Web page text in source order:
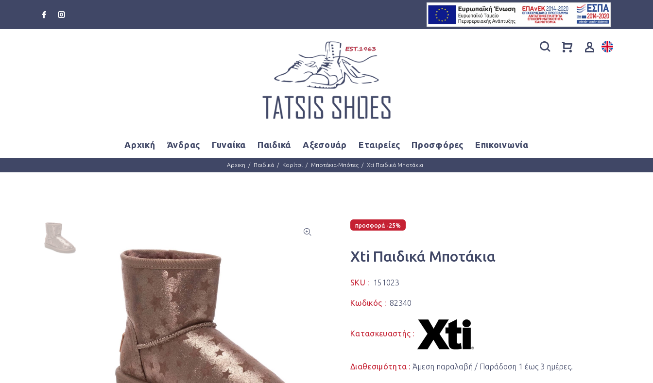
Αρχική Άνδρας Γυναίκα Παιδικά Αξεσουάρ Εταιρείες Προσφόρες Επικοινωνία
Αρχικη Παιδικά Κορίτσι Μποτάκια-Μπότες Xti Παιδικά Μποτάκια
προσφορά -25%
Xti Παιδικά Μποτάκια
SKU : 151023
Κωδικός : 82340
Κατασκευαστής :
Διαθεσιμότητα :Άμεση παραλαβή / Παράδoση 1 έως 3 ημέρες.